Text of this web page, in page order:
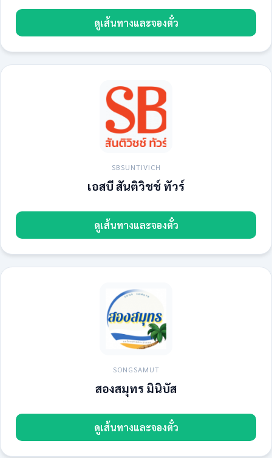
ดูเส้นทางและจองตั๋ว
SBSUNTIVICH
เอสบี สันติวิชช์ ทัวร์
ดูเส้นทางและจองตั๋ว
SONGSAMUT
สองสมุทร มินิบัส
ดูเส้นทางและจองตั๋ว